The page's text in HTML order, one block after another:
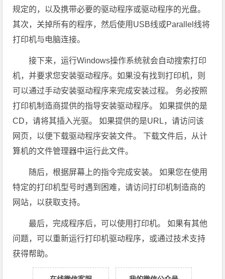
规定的，以及携带必要的驱动程序或驱动程序的光盘。
其次，关掉所有的程序，然后使用USB线或Parallel线将
打印机与电脑连接。
接下来，运行Windows操作系统就会自动搜索打印
机，并要求您安装驱动程序。如果没有找到打印机，则
可以通过手动安装驱动程序来完成安装过程。 务必按照
打印机制造商提供的指导安装驱动程序。 如果提供的是
CD，请将其插入光驱。 如果提供的是URL，请访问该
网页，以便下载驱动程序安装文件。 下载文件后，从计
算机的文件管理器中运行此文件。
随后，根据屏幕上的指令完成安装。 如果您在使用
特定的打印机型号时遇到困难，请访问打印机制造商的
网站，以获取支持。
最后，完成程序后，可以使用打印机。 如果有其他
问题，可以重新运行打印机驱动程序，或通过技术支持
获得帮助。